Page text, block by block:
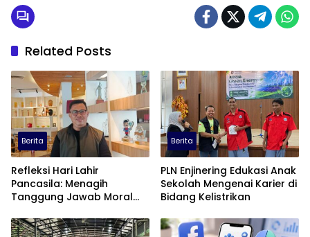
Related Posts
Berita
Refleksi Hari Lahir
Pancasila: Menagih
Tanggung Jawab Moral
Berita
PLN Enjinering Edukasi Anak
Sekolah Mengenai Karier di
Bidang Kelistrikan